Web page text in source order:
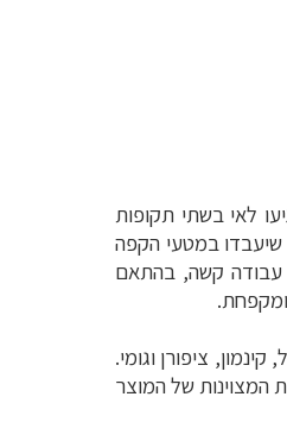
לאי בשתי תקופות
מקאסטה נמוכה יותר, שיעבדו במטעי הקפה
עבודה קשה, בהתאם
ציפורן וגומי.
מגוון הטעמים והאיכויות המצוינות של המוצר